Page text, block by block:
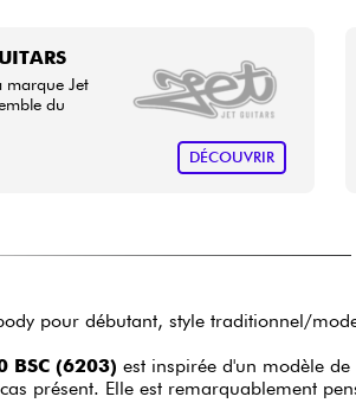
marque Jet
du
DÉCOUVRIR
pour débutant, style traditionnel/
BSC (6203) est inspirée d'un modèle
présent. Elle est remarquablement